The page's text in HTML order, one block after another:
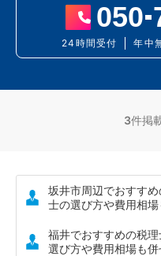
050
24時間受付 年中
3件掲
坂井市周辺でおすす
士の選び方や費用相
福井でおすすめの税
選び方や費用相場も